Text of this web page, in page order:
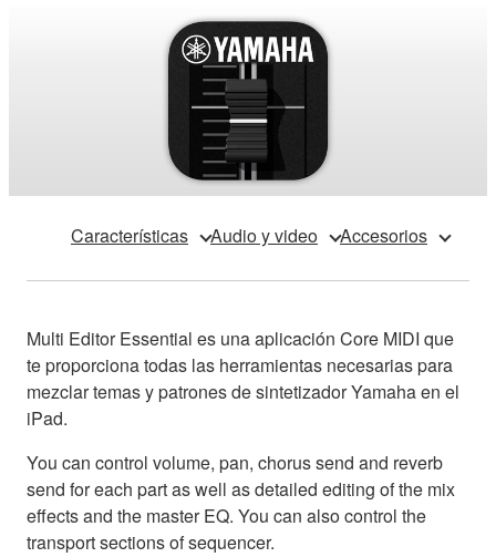
Características Audio y video Accesorios
Multi Editor Essential es una aplicación Core MIDI que
te proporciona todas las herramientas necesarias para
mezclar temas y patrones de sintetizador Yamaha en el
iPad.
You can control volume, pan, chorus send and reverb
send for each part as well as detailed editing of the mix
effects and the master EQ. You can also control the
transport sections of sequencer.